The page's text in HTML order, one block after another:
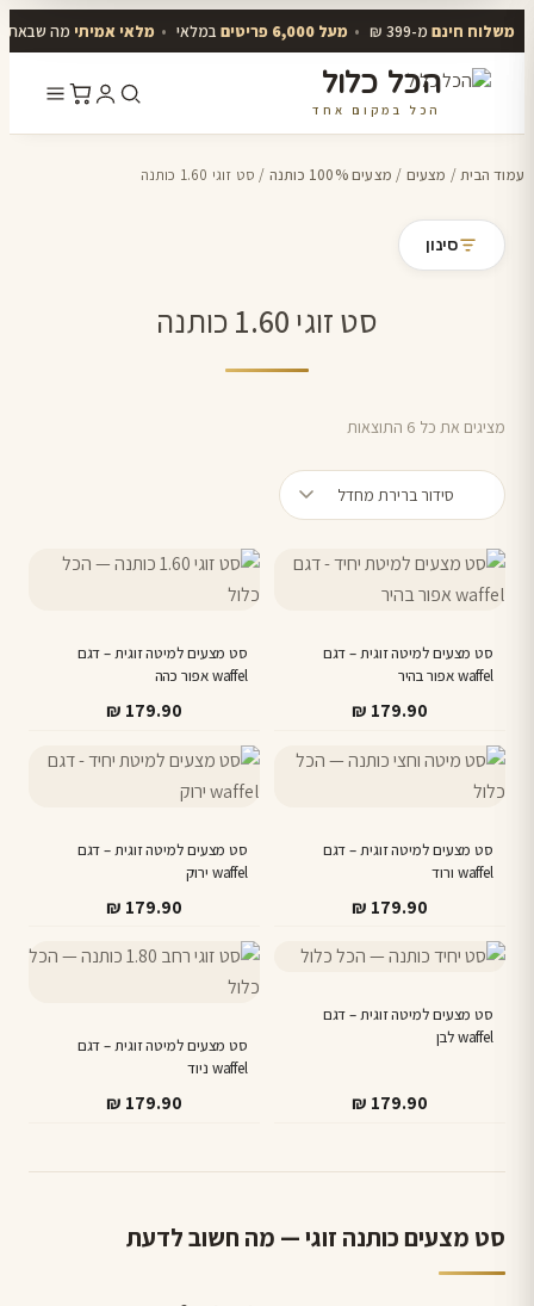
משלוח חינם מ-399 ₪ • מעל 6,000 פריטים במלאי • מלאי אמיתי מה שבאתר
הכל כלול
הכל במקום אחד
עמוד הבית/ מצעים / מצעים 100% כותנה / סט זוגי 1.60 כותנה
סינון
סט זוגי 1.60 כותנה
מציגים את כל ⁦6⁩ התוצאות
סט מצעים למיטה זוגית – דגם
waffel אפור בהיר
₪ 179.90
סט מצעים למיטה זוגית – דגם
waffel אפור כהה
₪ 179.90
סט מצעים למיטה זוגית – דגם
waffel ורוד
₪ 179.90
סט מצעים למיטה זוגית – דגם
waffel ירוק
₪ 179.90
סט מצעים למיטה זוגית – דגם
waffel לבן
₪ 179.90
סט מצעים למיטה זוגית – דגם
waffel ניוד
₪ 179.90
סט מצעים כותנה זוגי — מה חשוב לדעת